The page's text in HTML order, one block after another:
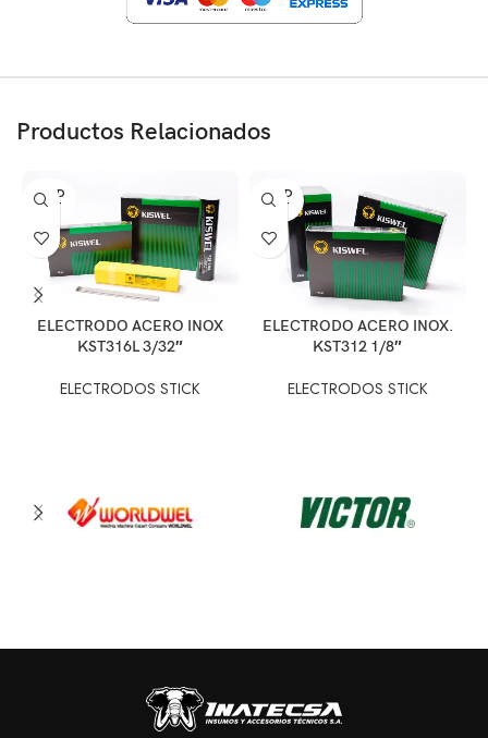
Productos Relacionados
SOLD
OUT
ELECTRODO ACERO INOX
KST316L 3/32″
ELECTRODOS STICK
SOLD
OUT
ELECTRODO ACERO INOX.
KST312 1/8″
ELECTRODOS STICK